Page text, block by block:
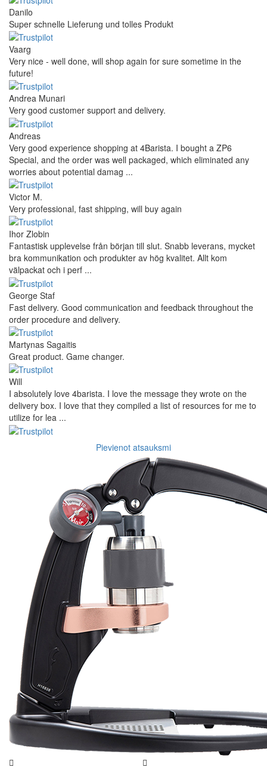
Danilo
Super schnelle Lieferung und tolles Produkt
Vaarg
Very nice - well done, will shop again for sure sometime in the
future!
Andrea Munari
Very good customer support and delivery.
Andreas
Very good experience shopping at 4Barista. I bought a ZP6
Special, and the order was well packaged, which eliminated any
worries about potential damag ...
Victor M.
Very professional, fast shipping, will buy again
Ihor Zlobin
Fantastisk upplevelse från början till slut. Snabb leverans, mycket
bra kommunikation och produkter av hög kvalitet. Allt kom
välpackat och i perf ...
George Staf
Fast delivery. Good communication and feedback throughout the
order procedure and delivery.
Martynas Sagaitis
Great product. Game changer.
Will
I absolutely love 4barista. I love the message they wrote on the
delivery box. I love that they compiled a list of resources for me to
utilize for lea ...
Pievienot atsauksmi